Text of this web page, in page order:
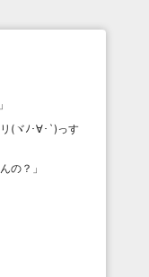
」
(ヾﾉ･∀･`)っす
の？ 」